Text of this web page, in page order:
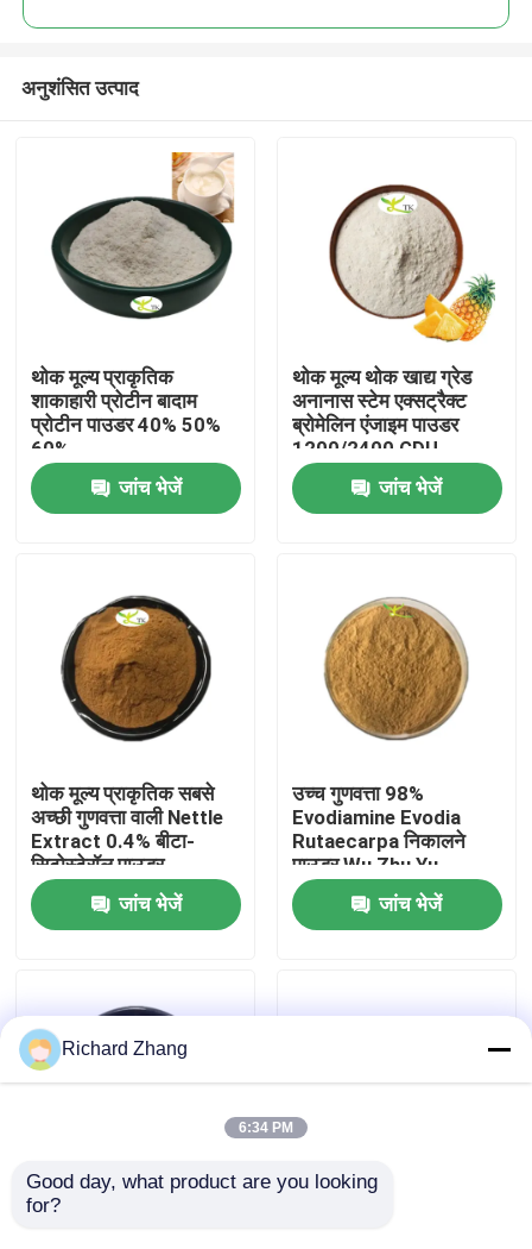
उत्पाद
हमारे बारे में
कारखाना भ्रमण
गुणवत्ता नियंत्रण
हमसे संपर्क करें
एक उद्धरण का अनुरोध करें
प्लांट एक्सट्रैक्ट पाउडर
अनुशंसित उत्पाद
थोक मूल्य प्राकृतिक
शाकाहारी प्रोटीन बादाम
प्रोटीन पाउडर 40% 50%
60%
जांच भेजें
थोक मूल्य थोक खाद्य ग्रेड
अनानास स्टेम एक्सट्रैक्ट
ब्रोमेलिन एंजाइम पाउडर
1200/2400 GDU
जांच भेजें
थोक मूल्य प्राकृतिक सबसे
अच्छी गुणवत्ता वाली Nettle
Extract 0.4% बीटा-
सिटोस्टेरॉल पाउडर
जांच भेजें
उच्च गुणवत्ता 98%
Evodiamine Evodia
Rutaecarpa निकालने
पाउडर Wu Zhu Yu
निकालने पाउडर
जांच भेजें
थाइम पत्ती का अर्क पाउडर
Richard Zhang
6:34 PM
Good day, what product are you looking
for?